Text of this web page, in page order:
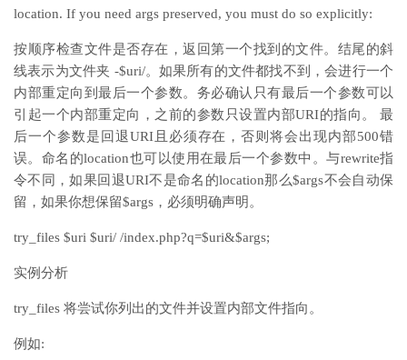
location. If you need args preserved, you must do so explicitly:
按顺序检查文件是否存在，返回第一个找到的文件。结尾的斜
线表示为文件夹 -$uri/。如果所有的文件都找不到，会进行一个
内部重定向到最后一个参数。务必确认只有最后一个参数可以
引起一个内部重定向，之前的参数只设置内部URI的指向。 最
后一个参数是回退URI且必须存在，否则将会出现内部500错
误。命名的location也可以使用在最后一个参数中。与rewrite指
令不同，如果回退URI不是命名的location那么$args不会自动保
留，如果你想保留$args，必须明确声明。
try_files $uri $uri/ /index.php?q=$uri&$args;
实例分析
try_files 将尝试你列出的文件并设置内部文件指向。
例如: